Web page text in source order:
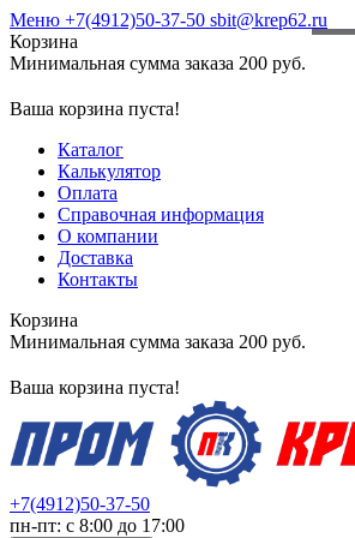
Меню +7(4912)50-37-50 sbit@krep62.ru
Корзина
Минимальная сумма заказа 200 руб.
Ваша корзина пуста!
Каталог
Калькулятор
Оплата
Справочная информация
О компании
Доставка
Контакты
Корзина
Минимальная сумма заказа 200 руб.
Ваша корзина пуста!
+7(4912)50-37-50
пн-пт: с 8:00 до 17:00